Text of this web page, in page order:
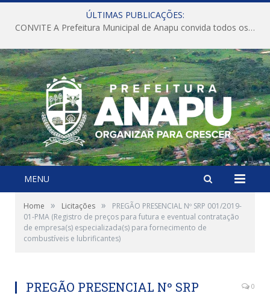
ÚLTIMAS PUBLICAÇÕES:
CONVITE A Prefeitura Municipal de Anapu convida todos os servidores públicos municipais para participarem da Audiência Pública de discussão da Lei de Diretrizes Orçamentárias (LDO), importante instrumento de planejamento das ações e investimentos da Administração Pública para o próximo exercício financeiro.
MENU
Home » Licitações »
PREGÃO PRESENCIAL Nº SRP 001/2019-
01-PMA (Registro de preços para futura e eventual contratação
de empresa(s) especializada(s) para fornecimento de
combustíveis e lubrificantes)
PREGÃO PRESENCIAL Nº SRP
0